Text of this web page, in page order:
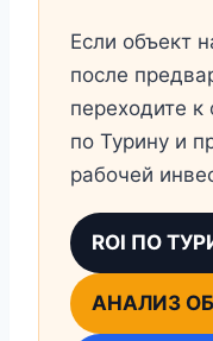
Если объект
после
переходите к
по Турину и
рабочей
ROI ПО
АНАЛИЗ